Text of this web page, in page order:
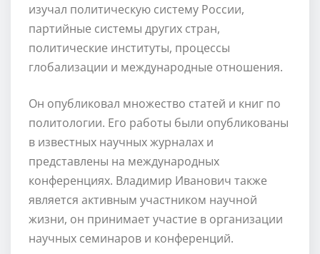
изучал политическую систему России,
партийные системы других стран,
политические институты, процессы
глобализации и международные отношения.
Он опубликовал множество статей и книг по
политологии. Его работы были опубликованы
в известных научных журналах и
представлены на международных
конференциях. Владимир Иванович также
является активным участником научной
жизни, он принимает участие в организации
научных семинаров и конференций.